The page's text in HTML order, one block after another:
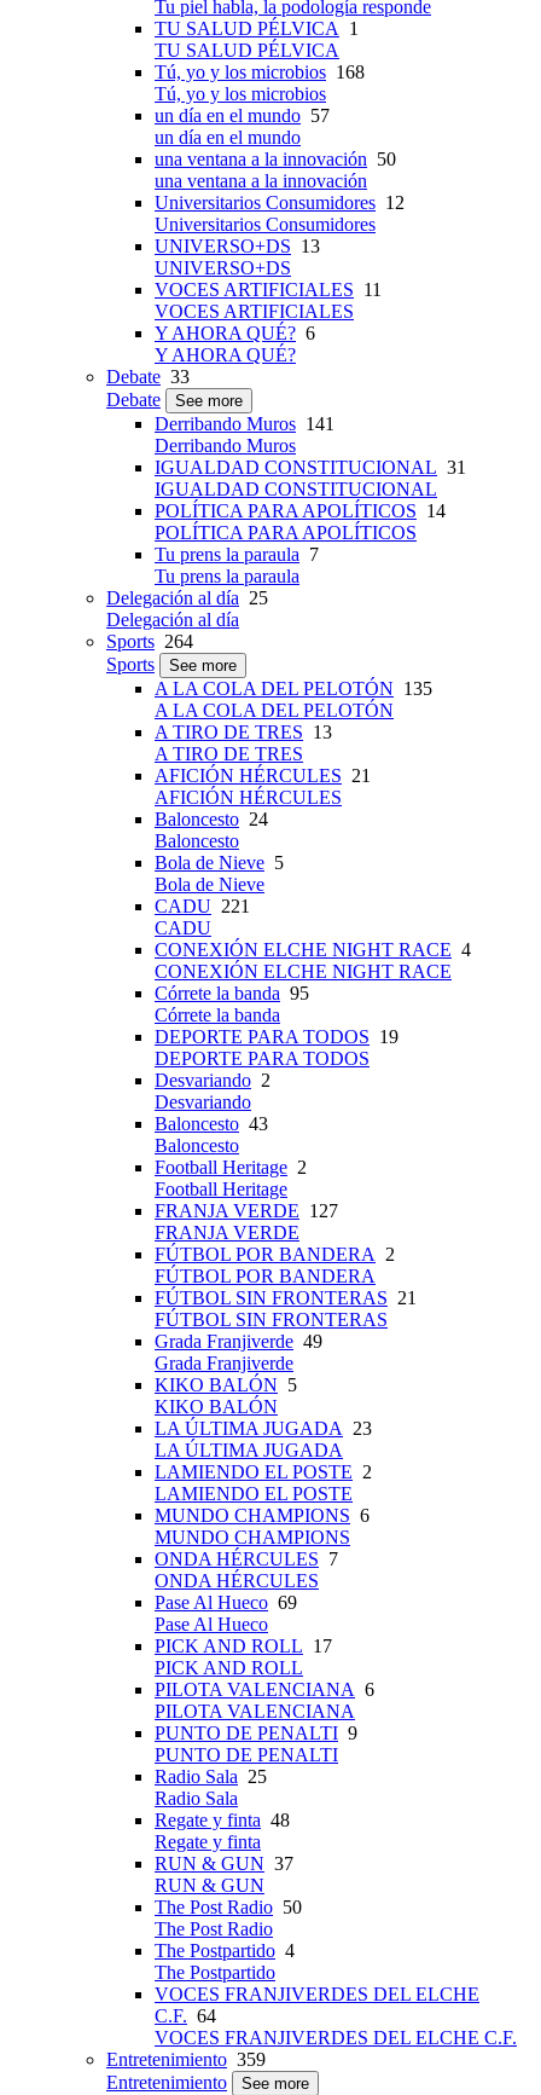
Tu piel habla, la podología responde
TU SALUD PÉLVICA
1
TU SALUD PÉLVICA
Tú, yo y los microbios 168
Tú, yo y los microbios
un día en el mundo 57
un día en el mundo
una ventana a la innovación 50
una ventana a la innovación
Universitarios Consumidores 12
Universitarios Consumidores
UNIVERSO+DS 13
UNIVERSO+DS
VOCES ARTIFICIALES 11
VOCES ARTIFICIALES
Y AHORA QUÉ? 6
Y AHORA QUÉ?
Debate 33
Debate
See more
Derribando Muros 141
Derribando Muros
IGUALDAD CONSTITUCIONAL 31
IGUALDAD CONSTITUCIONAL
POLÍTICA PARA APOLÍTICOS 14
POLÍTICA PARA APOLÍTICOS
Tu prens la paraula 7
Tu prens la paraula
Delegación al día 25
Delegación al día
Sports 264
Sports
See more
A LA COLA DEL PELOTÓN 135
A LA COLA DEL PELOTÓN
A TIRO DE TRES 13
A TIRO DE TRES
AFICIÓN HÉRCULES 21
AFICIÓN HÉRCULES
Baloncesto 24
Baloncesto
Bola de Nieve 5
Bola de Nieve
CADU 221
CADU
CONEXIÓN ELCHE NIGHT RACE 4
CONEXIÓN ELCHE NIGHT RACE
Córrete la banda 95
Córrete la banda
DEPORTE PARA TODOS 19
DEPORTE PARA TODOS
Desvariando 2
Desvariando
Baloncesto 43
Baloncesto
Football Heritage 2
Football Heritage
FRANJA VERDE 127
FRANJA VERDE
FÚTBOL POR BANDERA
2
FÚTBOL POR BANDERA
FÚTBOL SIN FRONTERAS 21
FÚTBOL SIN FRONTERAS
Grada Franjiverde 49
Grada Franjiverde
KIKO BALÓN 5
KIKO BALÓN
LA ÚLTIMA JUGADA
23
LA ÚLTIMA JUGADA
LAMIENDO EL POSTE 2
LAMIENDO EL POSTE
MUNDO CHAMPIONS 6
MUNDO CHAMPIONS
ONDA HÉRCULES 7
ONDA HÉRCULES
Pase Al Hueco 69
Pase Al Hueco
PICK AND ROLL 17
PICK AND ROLL
PILOTA VALENCIANA 6
PILOTA VALENCIANA
PUNTO DE PENALTI 9
PUNTO DE PENALTI
Radio Sala 25
Radio Sala
Regate y finta 48
Regate y finta
RUN & GUN 37
RUN & GUN
The Post Radio 50
The Post Radio
The Postpartido 4
The Postpartido
VOCES FRANJIVERDES DEL ELCHE
C.F. 64
VOCES FRANJIVERDES DEL ELCHE C.F.
Entretenimiento 359
Entretenimiento
See more